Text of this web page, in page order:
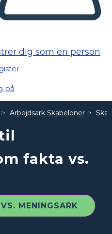
dig som en person
på
Arbejdsark Skabeloner
fakta vs.
MENINGSARK